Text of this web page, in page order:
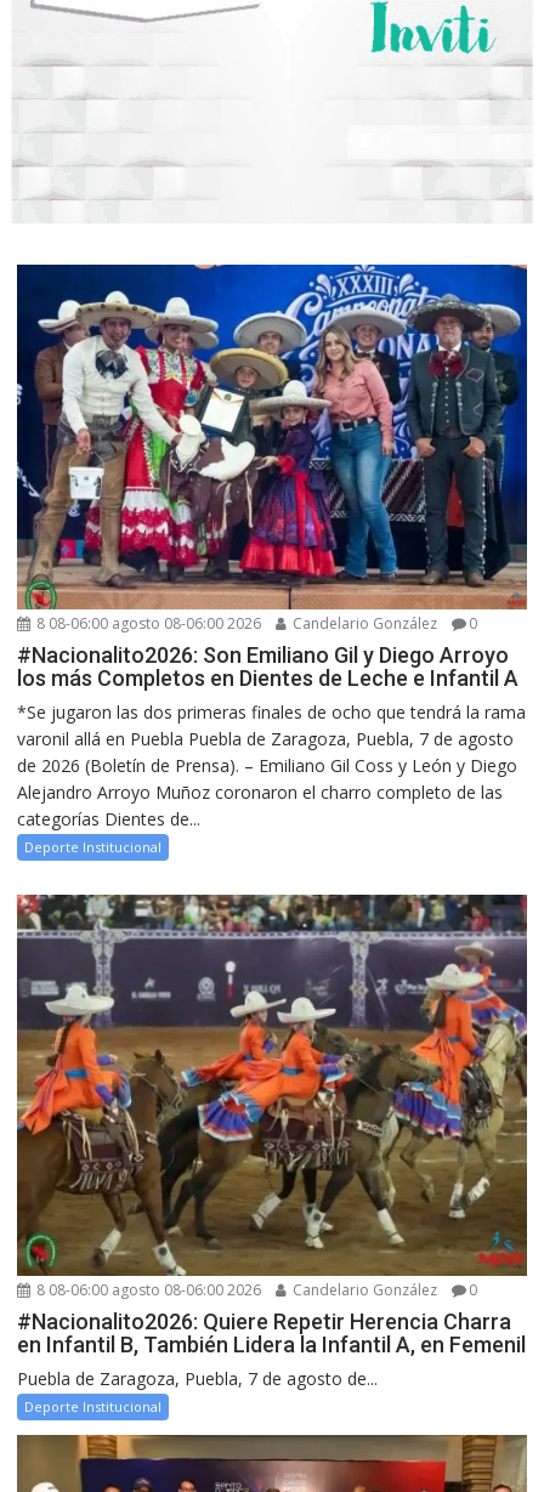
8 08-06:00 agosto 08-06:00 2026 Candelario González 0
#Nacionalito2026: Son Emiliano Gil y Diego Arroyo
los más Completos en Dientes de Leche e Infantil A
*Se jugaron las dos primeras finales de ocho que tendrá la rama
varonil allá en Puebla Puebla de Zaragoza, Puebla, 7 de agosto
de 2026 (Boletín de Prensa). – Emiliano Gil Coss y León y Diego
Alejandro Arroyo Muñoz coronaron el charro completo de las
categorías Dientes de...
Deporte Institucional
8 08-06:00 agosto 08-06:00 2026 Candelario González 0
#Nacionalito2026: Quiere Repetir Herencia Charra
en Infantil B, También Lidera la Infantil A, en Femenil
Puebla de Zaragoza, Puebla, 7 de agosto de...
Deporte Institucional